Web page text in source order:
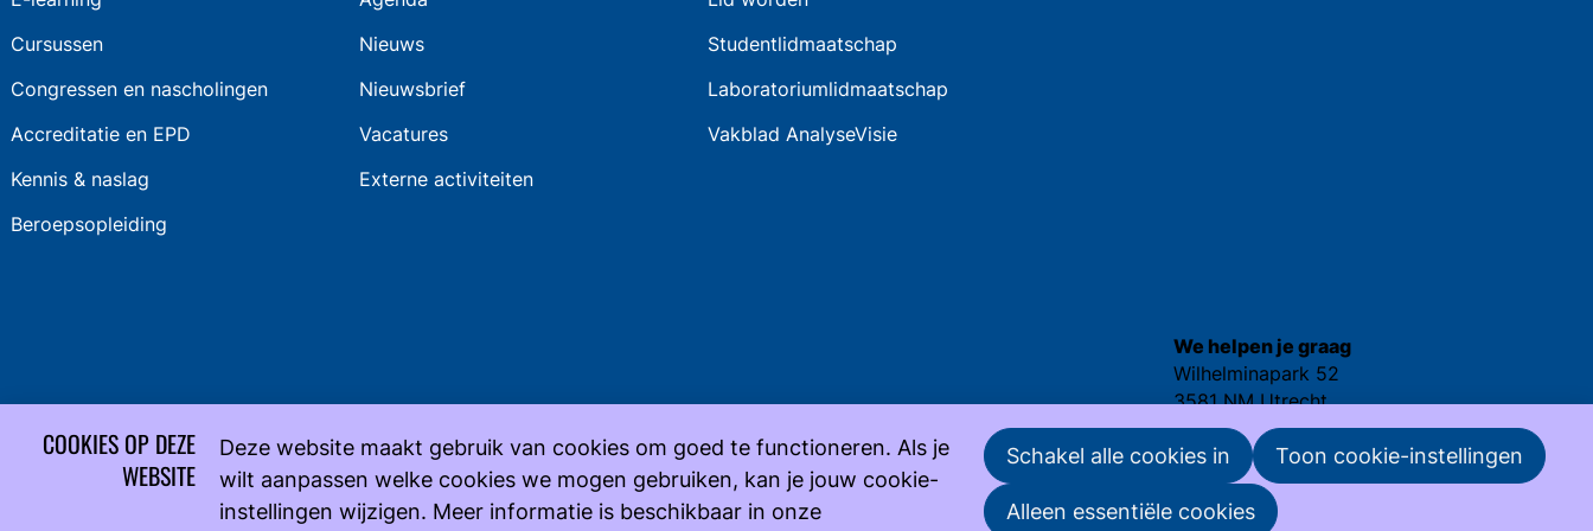
Cursussen
Congressen en nascholingen
Accreditatie en EPD
Kennis & naslag
Beroepsopleiding
Nieuws
Nieuwsbrief
Vacatures
Externe activiteiten
Studentlidmaatschap
Laboratoriumlidmaatschap
Vakblad AnalyseVisie
We helpen je graag
Wilhelminapark 52
3581 NM Utrecht
030 - 25 237 92
nvml@nvml.nl
COOKIES OP DEZE
WEBSITE
Deze website maakt gebruik van cookies om goed te functioneren. Als je
wilt aanpassen welke cookies we mogen gebruiken, kan je jouw cookie-
instellingen wijzigen. Meer informatie is beschikbaar in onze
Schakel alle cookies in Toon cookie-instellingen
Alleen essentiële cookies